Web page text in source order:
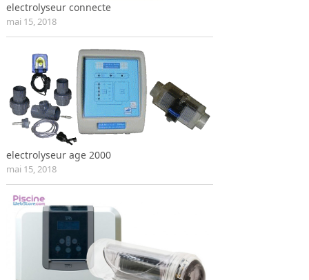
electrolyseur connecte
mai 15, 2018
electrolyseur age 2000
mai 15, 2018